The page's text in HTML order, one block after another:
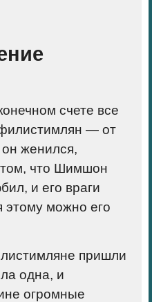
счете все
— от
женился,
что Шимшон
и его враги
этому можно его
пришли
одна, и
огромные